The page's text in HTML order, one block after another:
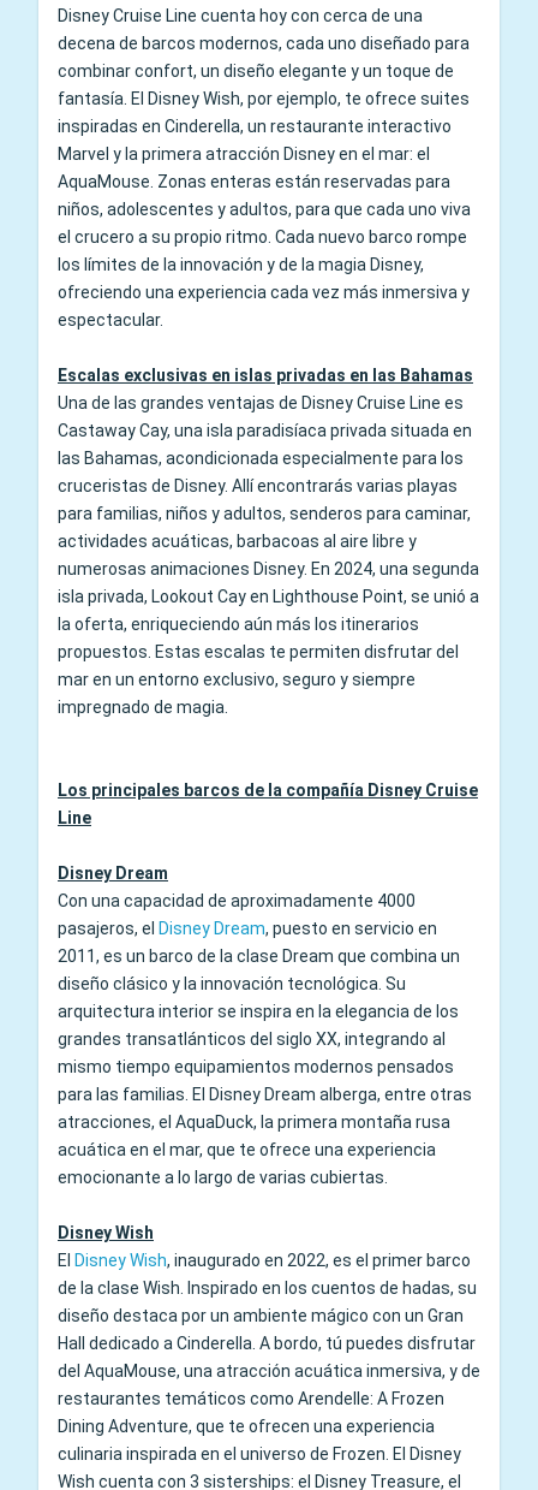
Disney Cruise Line cuenta hoy con cerca de una
decena de barcos modernos, cada uno diseñado para
combinar confort, un diseño elegante y un toque de
fantasía. El Disney Wish, por ejemplo, te ofrece suites
inspiradas en Cinderella, un restaurante interactivo
Marvel y la primera atracción Disney en el mar: el
AquaMouse. Zonas enteras están reservadas para
niños, adolescentes y adultos, para que cada uno viva
el crucero a su propio ritmo. Cada nuevo barco rompe
los límites de la innovación y de la magia Disney,
ofreciendo una experiencia cada vez más inmersiva y
espectacular.
Escalas exclusivas en islas privadas en las Bahamas
Una de las grandes ventajas de Disney Cruise Line es
Castaway Cay, una isla paradisíaca privada situada en
las Bahamas, acondicionada especialmente para los
cruceristas de Disney. Allí encontrarás varias playas
para familias, niños y adultos, senderos para caminar,
actividades acuáticas, barbacoas al aire libre y
numerosas animaciones Disney. En 2024, una segunda
isla privada, Lookout Cay en Lighthouse Point, se unió a
la oferta, enriqueciendo aún más los itinerarios
propuestos. Estas escalas te permiten disfrutar del
mar en un entorno exclusivo, seguro y siempre
impregnado de magia.
Los principales barcos de la compañía Disney Cruise
Line
Disney Dream
Con una capacidad de aproximadamente 4000
pasajeros, el Disney Dream, puesto en servicio en
2011, es un barco de la clase Dream que combina un
diseño clásico y la innovación tecnológica. Su
arquitectura interior se inspira en la elegancia de los
grandes transatlánticos del siglo XX, integrando al
mismo tiempo equipamientos modernos pensados
para las familias. El Disney Dream alberga, entre otras
atracciones, el AquaDuck, la primera montaña rusa
acuática en el mar, que te ofrece una experiencia
emocionante a lo largo de varias cubiertas.
Disney Wish
El Disney Wish, inaugurado en 2022, es el primer barco
de la clase Wish. Inspirado en los cuentos de hadas, su
diseño destaca por un ambiente mágico con un Gran
Hall dedicado a Cinderella. A bordo, tú puedes disfrutar
del AquaMouse, una atracción acuática inmersiva, y de
restaurantes temáticos como Arendelle: A Frozen
Dining Adventure, que te ofrecen una experiencia
culinaria inspirada en el universo de Frozen. El Disney
Wish cuenta con 3 sisterships: el Disney Treasure, el